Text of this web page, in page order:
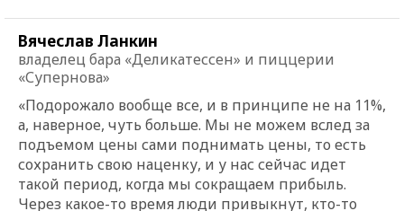
Вячеслав Ланкин
владелец бара «Деликатессен» и пиццерии
«Супернова»
«Подорожало вообще все, и в принципе не на 11%,
а, наверное, чуть больше. Мы не можем вслед за
подъемом цены сами поднимать цены, то есть
сохранить свою наценку, и у нас сейчас идет
такой период, когда мы сокращаем прибыль.
Через какое-то время люди привыкнут, кто-то